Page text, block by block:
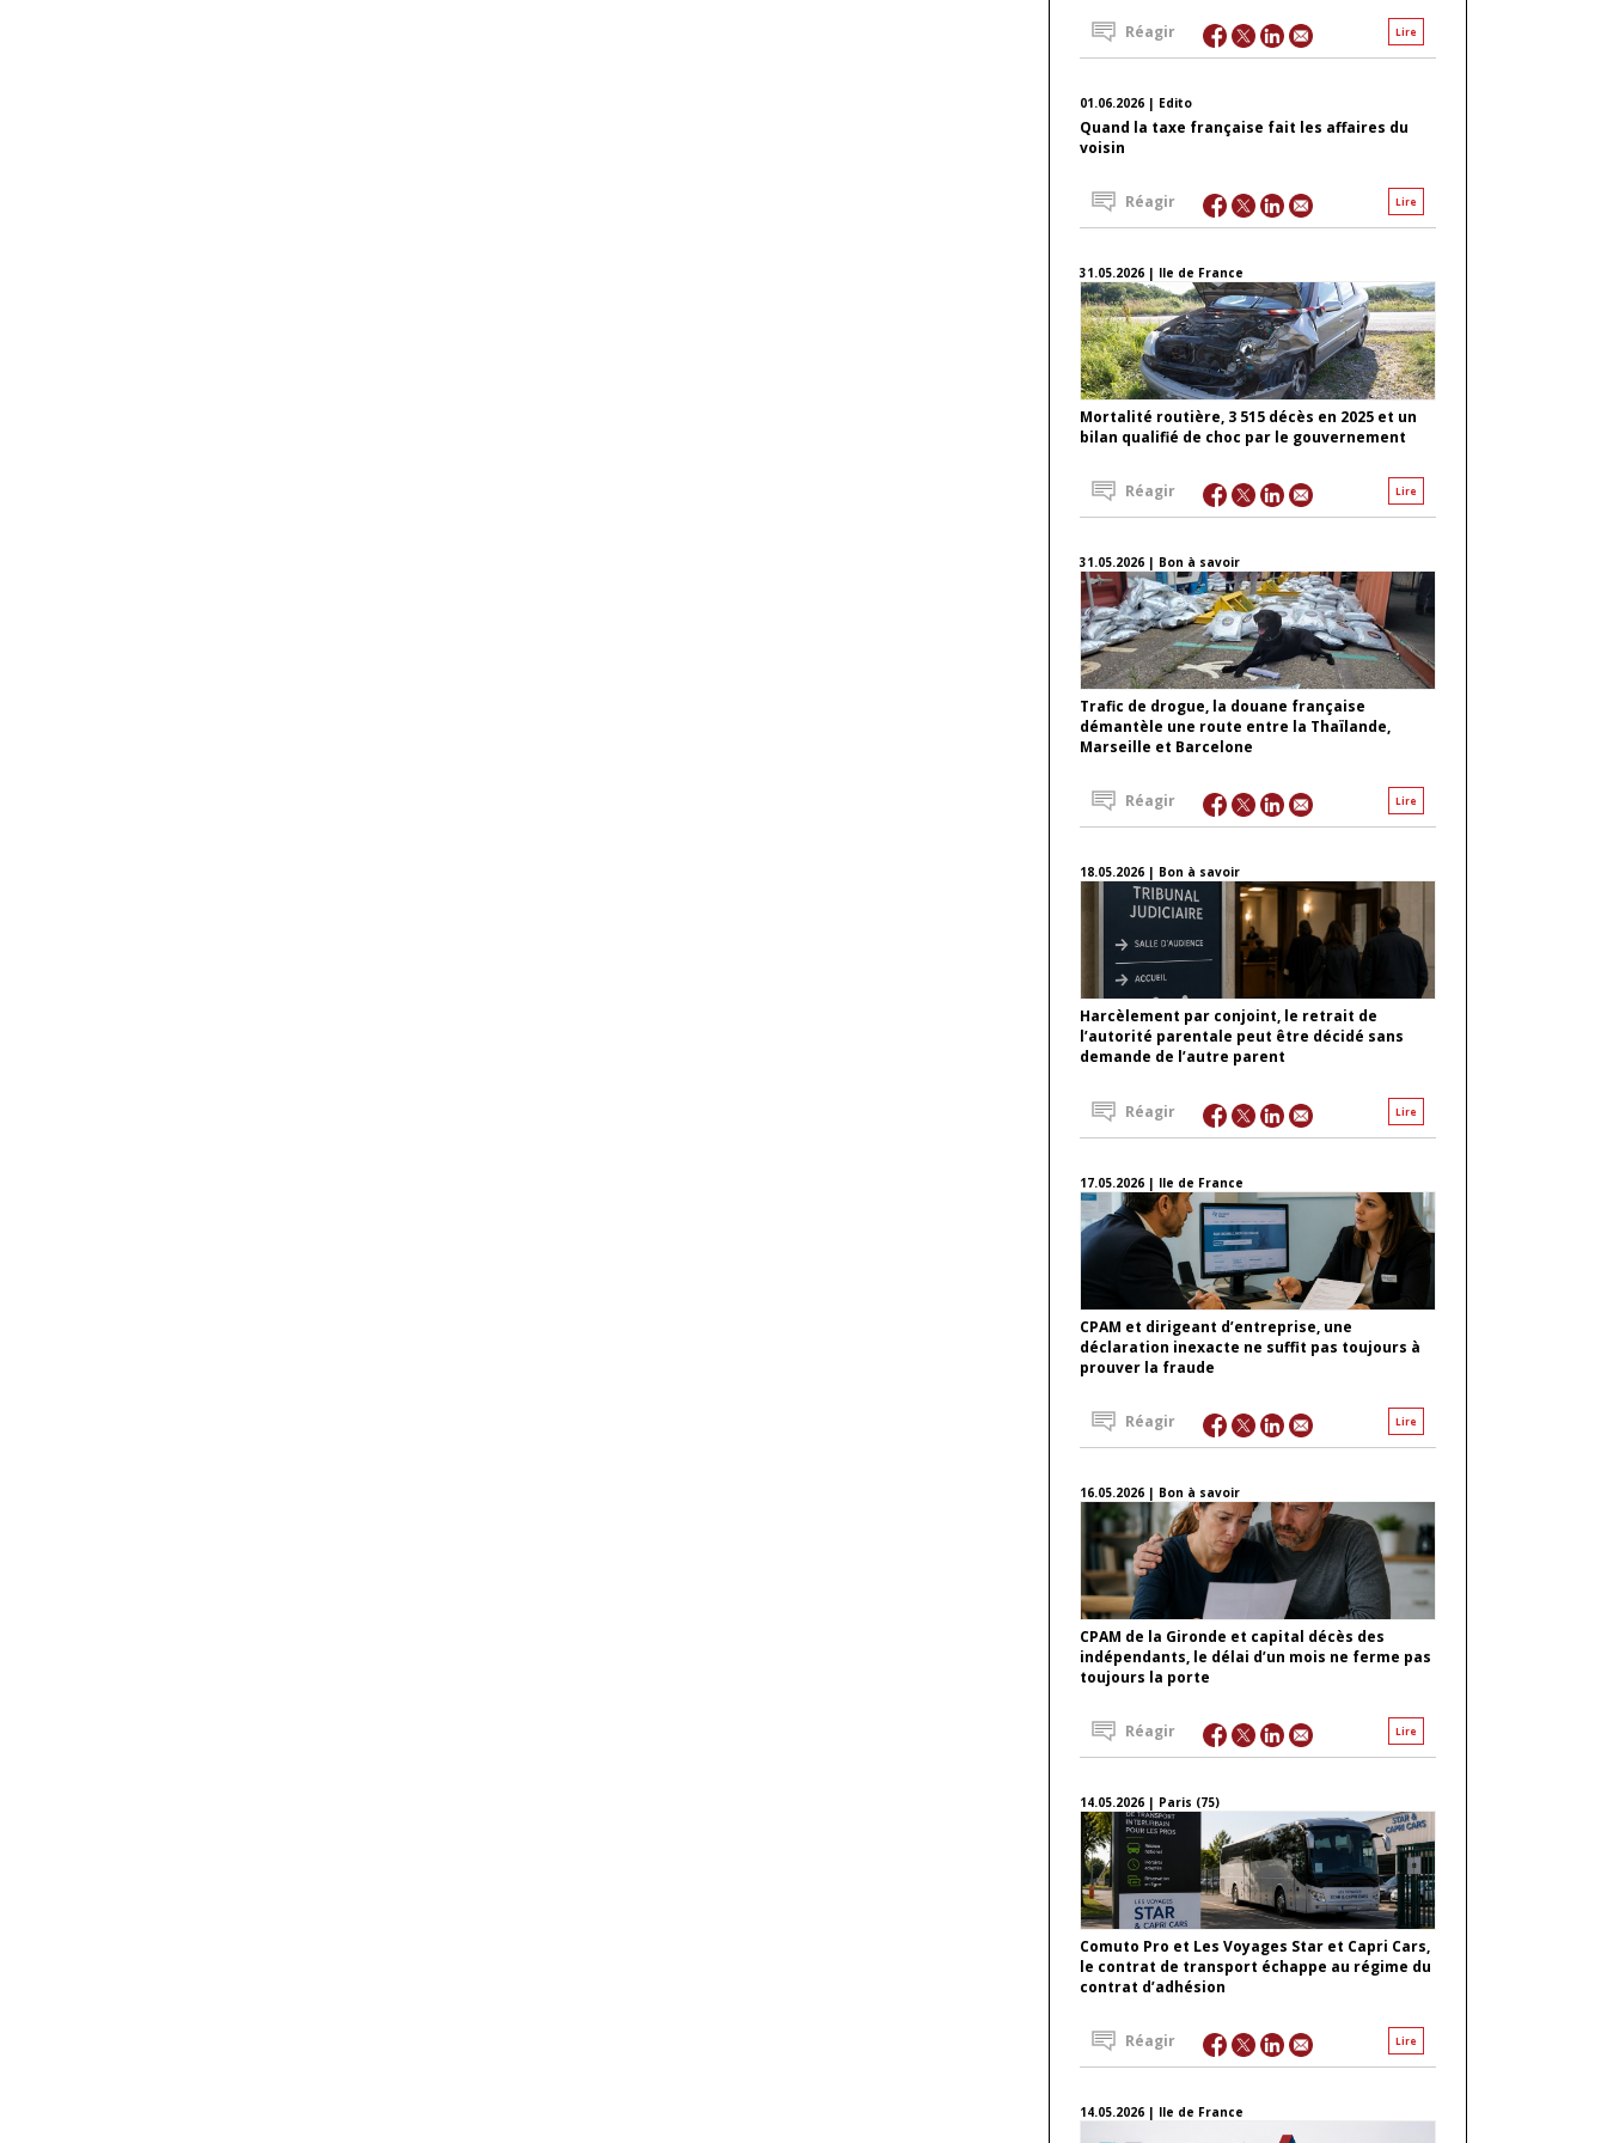
Lire
Réagir
01.06.2026 | Edito
Quand la taxe française fait les affaires du
voisin
Lire
Réagir
31.05.2026 | Ile de France
Mortalité routière, 3 515 décès en 2025 et un
bilan qualifié de choc par le gouvernement
Lire
Réagir
31.05.2026 | Bon à savoir
Trafic de drogue, la douane française
démantèle une route entre la Thaïlande,
Marseille et Barcelone
Lire
Réagir
18.05.2026 | Bon à savoir
Harcèlement par conjoint, le retrait de
l’autorité parentale peut être décidé sans
demande de l’autre parent
Lire
Réagir
17.05.2026 | Ile de France
CPAM et dirigeant d’entreprise, une
déclaration inexacte ne suffit pas toujours à
prouver la fraude
Lire
Réagir
16.05.2026 | Bon à savoir
CPAM de la Gironde et capital décès des
indépendants, le délai d’un mois ne ferme pas
toujours la porte
Lire
Réagir
14.05.2026 | Paris (75)
Comuto Pro et Les Voyages Star et Capri Cars,
le contrat de transport échappe au régime du
contrat d’adhésion
Lire
Réagir
14.05.2026 | Ile de France